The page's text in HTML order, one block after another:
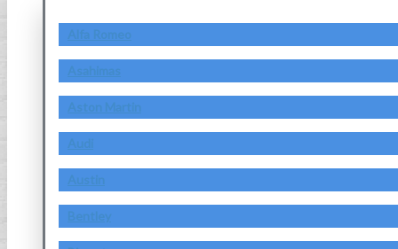
Alfa Romeo
Asahimas
Aston Martin
Audi
Austin
Bentley